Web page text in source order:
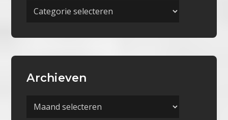
Meer
Archieven
Archieven